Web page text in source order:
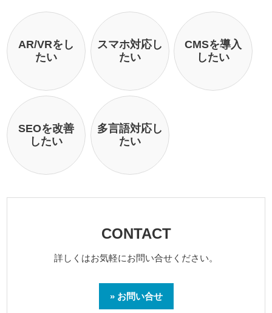
AR/VRをし
たい
スマホ対応し
たい
CMSを導入
したい
SEOを改善
したい
多言語対応し
たい
CONTACT
詳しくはお気軽にお問い合せください。
» お問い合せ